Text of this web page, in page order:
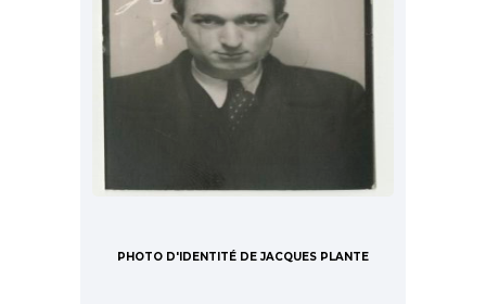
PHOTO D'IDENTITÉ DE JACQUES PLANTE